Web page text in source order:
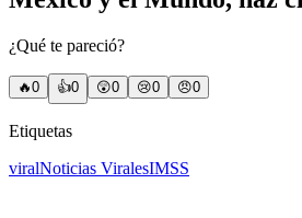
¿Qué te pareció?
🔥0 👍0 😲0 😢0 😠0
Etiquetas
viralNoticias ViralesIMSS